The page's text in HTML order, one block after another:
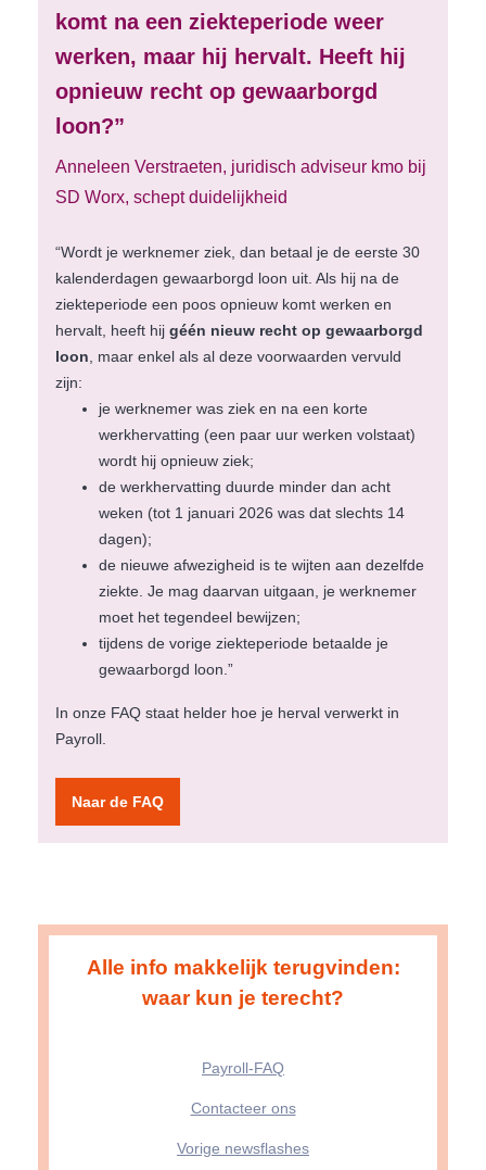
komt na een ziekteperiode weer
werken, maar hij hervalt. Heeft hij
opnieuw recht op gewaarborgd
loon?”
Anneleen Verstraeten, juridisch adviseur kmo bij
SD Worx, schept duidelijkheid
“Wordt je werknemer ziek, dan betaal je de eerste 30
kalenderdagen gewaarborgd loon uit. Als hij na de
ziekteperiode een poos opnieuw komt werken en
hervalt, heeft hij géén nieuw recht op gewaarborgd
loon , maar enkel als al deze voorwaarden vervuld
zijn:
je werknemer was ziek en na een korte
werkhervatting (een paar uur werken volstaat)
wordt hij opnieuw ziek;
de werkhervatting duurde minder dan acht
weken (tot 1 januari 2026 was dat slechts 14
dagen);
de nieuwe afwezigheid is te wijten aan dezelfde
ziekte. Je mag daarvan uitgaan, je werknemer
moet het tegendeel bewijzen;
tijdens de vorige ziekteperiode betaalde je
gewaarborgd loon.”
In onze FAQ staat helder hoe je herval verwerkt in
Payroll.
Naar de FAQ
Alle info makkelijk terugvinden:
waar kun je terecht?
Payroll-FAQ
Contacteer ons
Vorige newsflashes